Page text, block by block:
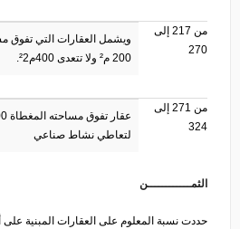
من 217 إلى
270
ويشمل العقارات التي تفوق
200 م² ولا تتعدى 400م²2.
من 271 إلى
324
لتعاطي نشاط صناعي
الثمــــــــــــن
حددت نسبة المعلوم على العقارات المبنية